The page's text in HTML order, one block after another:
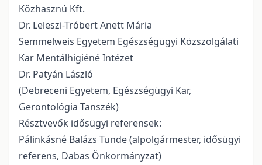
Közhasznú Kft.
Dr. Leleszi-Tróbert Anett Mária
Semmelweis Egyetem Egészségügyi Közszolgálati
Kar Mentálhigiéné Intézet
Dr. Patyán László
(Debreceni Egyetem, Egészségügyi Kar,
Gerontológia Tanszék)
Résztvevők idősügyi referensek:
Pálinkásné Balázs Tünde (alpolgármester, idősügyi
referens, Dabas Önkormányzat)